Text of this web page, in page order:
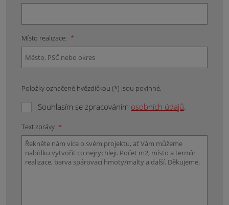
Místo realizace: *
Položky označené hvězdičkou (*) jsou povinné.
Souhlasím se zpracováním osobních údajů.
Text zprávy *